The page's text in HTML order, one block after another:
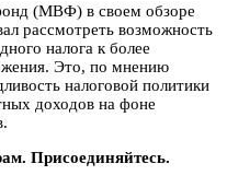
(МВФ) в своем обзоре
рассмотреть возможность
налога к более
Это, по мнению
налоговой политики
доходов на фоне
Присоединяйтесь.